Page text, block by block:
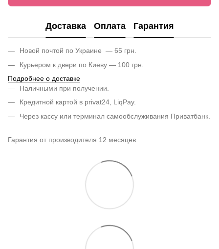
Доставка Оплата Гарантия
Новой почтой по Украине — 65 грн.
Курьером к двери по Киеву — 100 грн.
Подробнее о доставке
Наличными при получении.
Кредитной картой в privat24, LiqPay.
Через кассу или терминал самообслуживания Приватбанк.
Гарантия от производителя 12 месяцев